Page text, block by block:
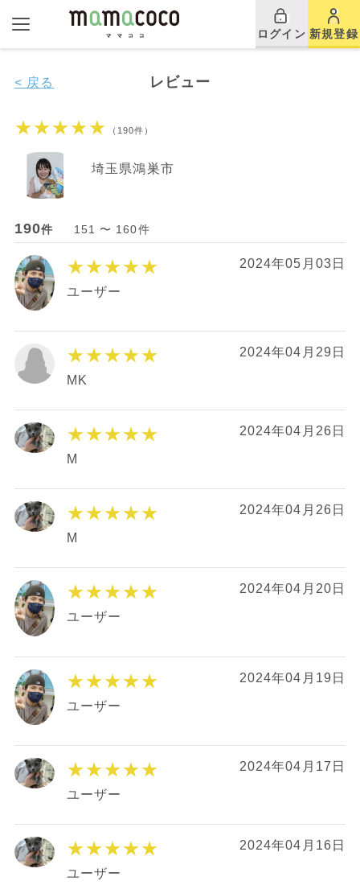
ログイン 新規登録
レビュー
< 戻る
★★★★★ （190件）
埼玉県鴻巣市
190件 151 〜 160件
★★★★★ 2024年05月03日
ユーザー
★★★★★ 2024年04月29日
MK
★★★★★ 2024年04月26日
M
★★★★★ 2024年04月26日
M
★★★★★ 2024年04月20日
ユーザー
★★★★★ 2024年04月19日
ユーザー
★★★★★ 2024年04月17日
ユーザー
★★★★★ 2024年04月16日
ユーザー